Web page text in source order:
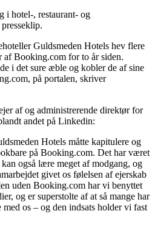
i hotel-, restaurant- og
Guldsmeden Hotels hev flere
af Booking.com for to år siden.
i det sure æble og kobler de af sine
på portalen, skriver
af og administrerende direktør for
andet på Linkedin:
Hotels måtte kapitulere og
på Booking.com. Det har været
også lære meget af modgang, og
givet os følelsen af ejerskab
uden Booking.com har vi benyttet
og er superstolte af at så mange har
os – og den indsats holder vi fast